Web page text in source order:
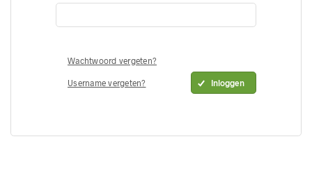
Wachtwoord vergeten?
Username vergeten? Inloggen